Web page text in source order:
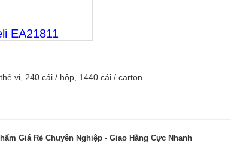
EA21811
vỉ, 240 cái / hộp, 1440 cái / carton
Giá Rẻ Chuyên Nghiệp - Giao Hàng Cực Nhanh